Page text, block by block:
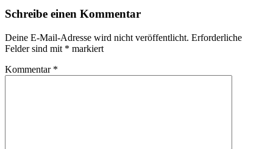
Schreibe einen Kommentar
Deine E-Mail-Adresse wird nicht veröffentlicht. Erforderliche
Felder sind mit * markiert
Kommentar *